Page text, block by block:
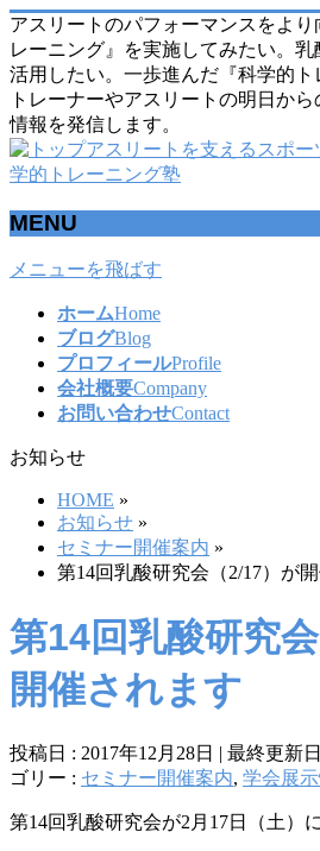
アスリートのパフォーマンスをより
レーニング』を実施してみたい。
活用したい。一歩進んだ『科学的ト
トレーナーやアスリートの明日か
情報を発信します。
MENU
メニューを飛ばす
ホームHome
ブログBlog
プロフィールProfile
会社概要Company
お問い合わせContact
お知らせ
HOME »
お知らせ »
セミナー開催案内 »
第14回乳酸研究会（2/17）が
第14回乳酸研究
開催されます
投稿日 : 2017年12月28日 最終更新
ゴリー : セミナー開催案内, 学会展
第14回乳酸研究会が2月17日（土）